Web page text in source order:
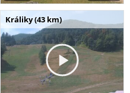
Králiky (43 km)